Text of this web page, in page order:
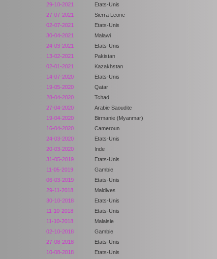
29-10-2021
Etats-Unis
27-07-2021
Sierra Leone
02-07-2021
Etats-Unis
30-04-2021 Malawi
24-03-2021
Etats-Unis
13-02-2021
Pakistan
02-01-2021
Kazakhstan
14-07-2020
Etats-Unis
19-05-2020
Qatar
28-04-2020
Tchad
27-04-2020
Arabie Saoudite
19-04-2020
Birmanie (Myanmar)
16-04-2020
Cameroun
24-03-2020
Etats-Unis
20-03-2020
Inde
31-05-2019
Etats-Unis
11-05-2019
Gambie
06-03-2019
Etats-Unis
29-11-2018
Maldives
30-10-2018 Etats-Unis
11-10-2018
Etats-Unis
11-10-2018
Malaisie
02-10-2018
Gambie
27-08-2018
Etats-Unis
10-08-2018
Etats-Unis